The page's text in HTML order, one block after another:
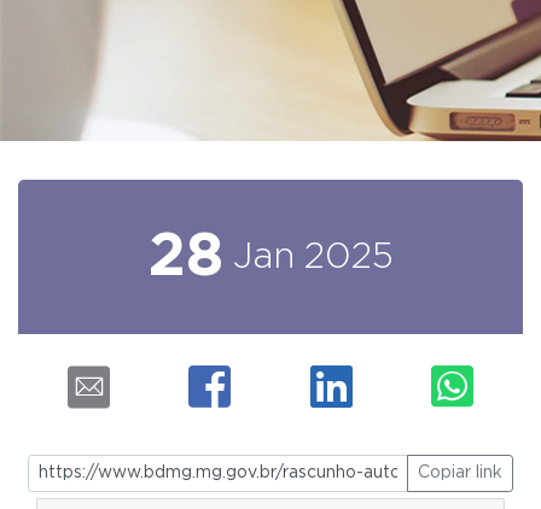
28 Jan 2025
Copiar link